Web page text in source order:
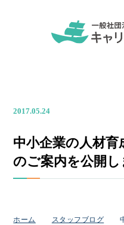
2017.05.24
中小企業の人材育
のご案内を公開し
ホーム スタッフブログ